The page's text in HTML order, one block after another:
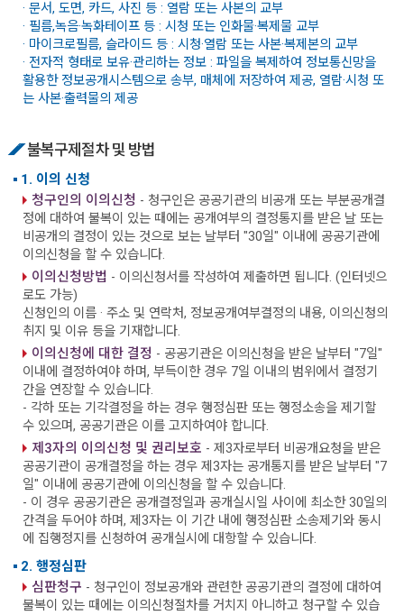
· 문서, 도면, 카드, 사진 등 : 열람 또는 사본의 교부
· 필름,녹음·녹화테이프 등 : 시청 또는 인화물·복제물 교부
· 마이크로필름, 슬라이드 등 : 시청·열람 또는 사본·복제본의 교부
· 전자적 형태로 보유·관리하는 정보 : 파일을 복제하여 정보통신망을
활용한 정보공개시스템으로 송부, 매체에 저장하여 제공, 열람·시청 또
는 사본·출력물의 제공
불복구제절차 및 방법
1. 이의 신청
청구인의 이의신청 - 청구인은 공공기관의 비공개 또는 부분공개결
정에 대하여 불복이 있는 때에는 공개여부의 결정통지를 받은 날 또는
비공개의 결정이 있는 것으로 보는 날부터 "30일" 이내에 공공기관에
이의신청을 할 수 있습니다.
이의신청방법 - 이의신청서를 작성하여 제출하면 됩니다. (인터넷으
로도 가능)
신청인의 이름 · 주소 및 연락처, 정보공개여부결정의 내용, 이의신청의
취지 및 이유 등을 기재합니다.
이의신청에 대한 결정 - 공공기관은 이의신청을 받은 날부터 "7일"
이내에 결정하여야 하며, 부득이한 경우 7일 이내의 범위에서 결정기
간을 연장할 수 있습니다.
- 각하 또는 기각결정을 하는 경우 행정심판 또는 행정소송을 제기할
수 있으며, 공공기관은 이를 고지하여야 합니다.
제3자의 이의신청 및 권리보호 - 제3자로부터 비공개요청을 받은
공공기관이 공개결정을 하는 경우 제3자는 공개통지를 받은 날부터 "7
일" 이내에 공공기관에 이의신청을 할 수 있습니다.
- 이 경우 공공기관은 공개결정일과 공개실시일 사이에 최소한 30일의
간격을 두어야 하며, 제3자는 이 기간 내에 행정심판 소송제기와 동시
에 집행정지를 신청하여 공개실시에 대항할 수 있습니다.
2. 행정심판
심판청구 - 청구인이 정보공개와 관련한 공공기관의 결정에 대하여
불복이 있는 때에는 이의신청절차를 거치지 아니하고 청구할 수 있습